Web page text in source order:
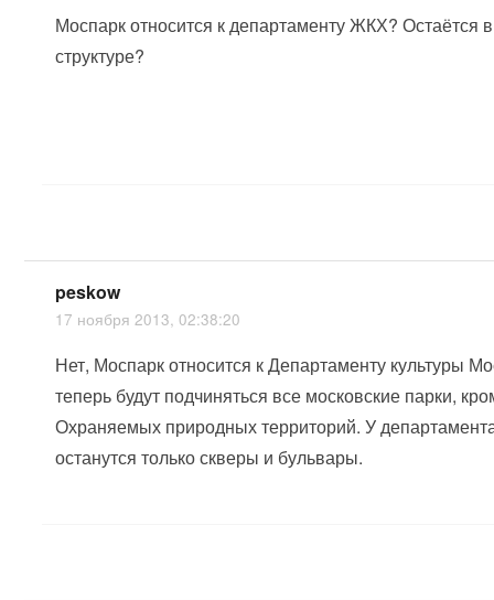
Моспарк относится к департаменту ЖКХ? Остаётся
структуре?
peskow
17 ноября 2013, 02:38:20
Нет, Моспарк относится к Департаменту культуры
теперь будут подчиняться все московские парки,
Охраняемых природных территорий. У
останутся только скверы и бульвары.